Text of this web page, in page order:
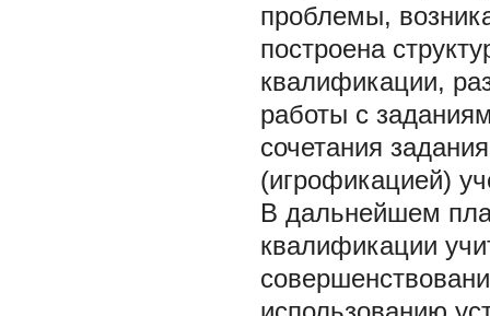
проблемы,
построена
квалификации,
работы с
сочетания
(игрофикацией)
В дальнейшем
квалификации